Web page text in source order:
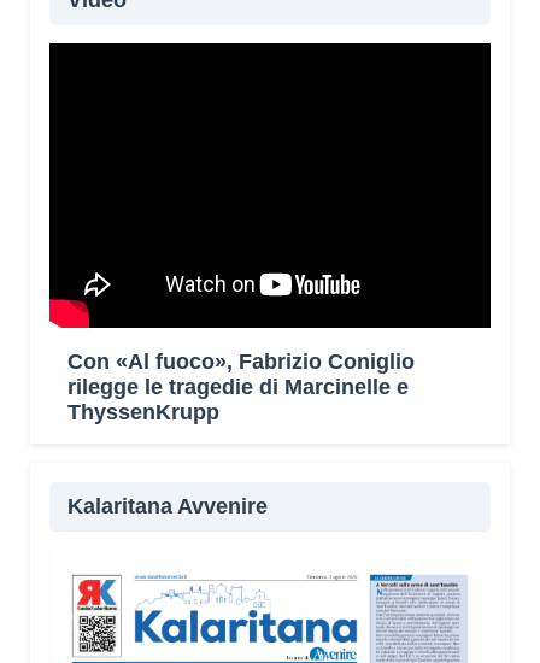
Con «Al fuoco», Fabrizio Coniglio
rilegge le tragedie di Marcinelle e
ThyssenKrupp
Kalaritana Avvenire